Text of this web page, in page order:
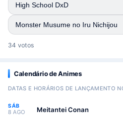
High School DxD
Monster Musume no Iru Nichijou
34 votos
Calendário de Animes
DATAS E HORÁRIOS DE LANÇAMENTO
SÁB
8 AGO Meitantei Conan